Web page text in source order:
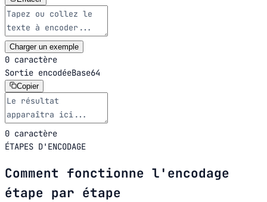
Charger un exemple
0 caractère
Sortie encodéeBase64
Copier
0 caractère
ÉTAPES D'ENCODAGE
Comment fonctionne l'encodage
étape par étape